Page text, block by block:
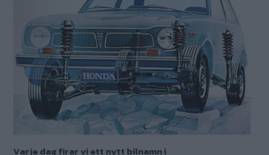
Varje dag firar vi ett nytt bilnamn i